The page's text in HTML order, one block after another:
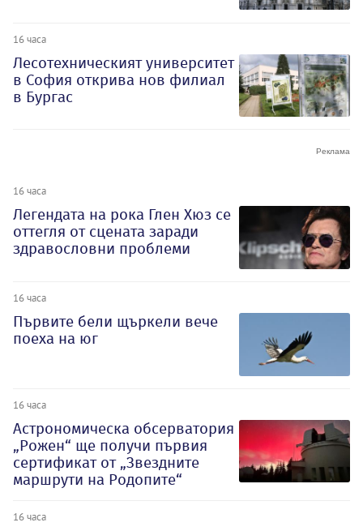
16 часа
Лесотехническият университет
в София открива нов филиал
в Бургас
16 часа
Легендата на рока Глен Хюз се
оттегля от сцената заради
здравословни проблеми
16 часа
Първите бели щъркели вече
поеха на юг
16 часа
Астрономическа обсерватория
„Рожен“ ще получи първия
сертификат от „Звездните
маршрути на Родопите“
16 часа